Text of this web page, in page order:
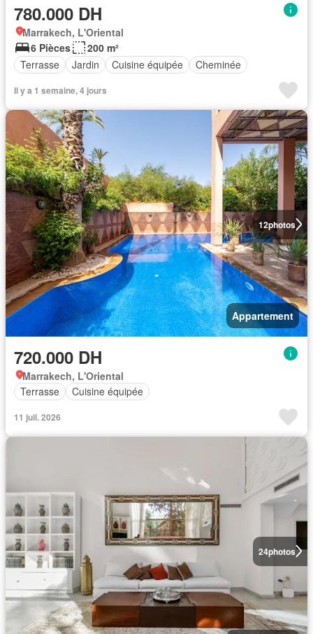
780.000 DH
Marrakech, L'Oriental
6 Pièces
200 m²
Terrasse
Jardin Cuisine équipée Cheminée
Il y a 1 semaine, 4 jours
12photos
Appartement
720.000 DH
Marrakech, L'Oriental
Terrasse
Cuisine équipée
11 juil. 2026
24photos